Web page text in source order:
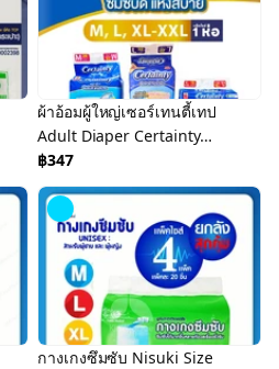
ผ้าอ้อมผู้ใหญ่เซอร์เทนตี้เทป
Adult Diaper Certainty
Tape แพ็คจั้มโบ้ ราคา
ประหยัด
฿347
กางเกงซึมซับ Nisuki Size